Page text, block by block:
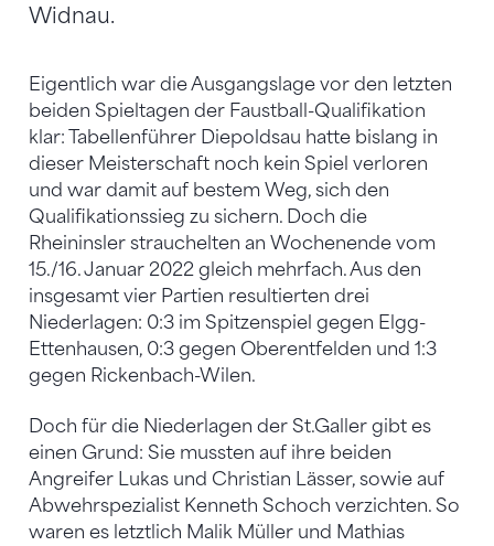
Widnau.
Eigentlich war die Ausgangslage vor den letzten
beiden Spieltagen der Faustball-Qualifikation
klar: Tabellenführer Diepoldsau hatte bislang in
dieser Meisterschaft noch kein Spiel verloren
und war damit auf bestem Weg, sich den
Qualifikationssieg zu sichern. Doch die
Rheininsler strauchelten an Wochenende vom
15./16. Januar 2022 gleich mehrfach. Aus den
insgesamt vier Partien resultierten drei
Niederlagen: 0:3 im Spitzenspiel gegen Elgg-
Ettenhausen, 0:3 gegen Oberentfelden und 1:3
gegen Rickenbach-Wilen.
Doch für die Niederlagen der St.Galler gibt es
einen Grund: Sie mussten auf ihre beiden
Angreifer Lukas und Christian Lässer, sowie auf
Abwehrspezialist Kenneth Schoch verzichten. So
waren es letztlich Malik Müller und Mathias